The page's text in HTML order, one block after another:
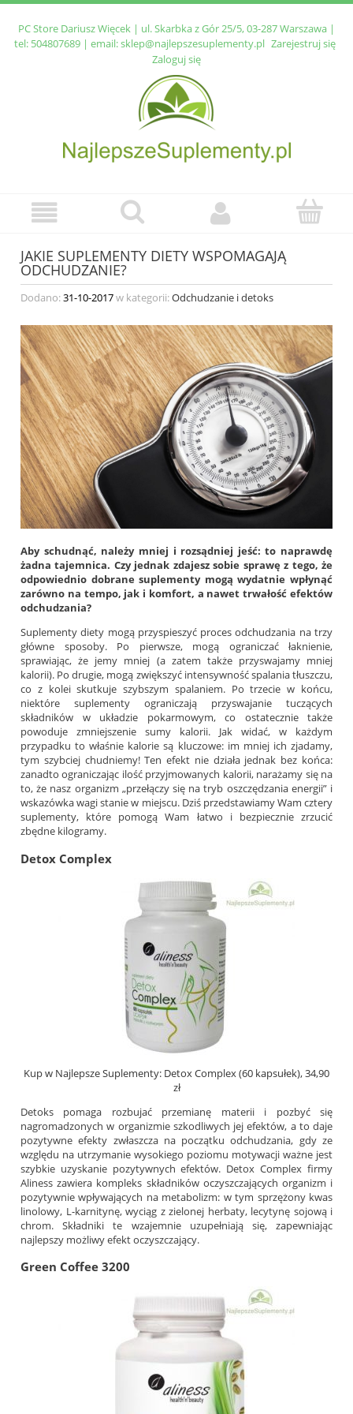
PC Store Dariusz Więcek | ul. Skarbka z Gór 25/5, 03-287 Warszawa |
tel: 504807689| email:sklep@najlepszesuplementy.pl Zarejestruj się
Zaloguj się
JAKIE SUPLEMENTY DIETY WSPOMAGAJĄ
ODCHUDZANIE?
Dodano:31-10-2017w kategorii:Odchudzanie i detoks
Aby schudnąć, należy mniej i rozsądniej jeść: to naprawdę
żadna tajemnica. Czy jednak zdajesz sobie sprawę z tego, że
odpowiednio dobrane suplementy mogą wydatnie wpłynąć
zarówno na tempo, jak i komfort, a nawet trwałość efektów
odchudzania?
Suplementy diety mogą przyspieszyć proces odchudzania na trzy
główne sposoby. Po pierwsze, mogą ograniczać łaknienie,
sprawiając, że jemy mniej (a zatem także przyswajamy mniej
kalorii). Po drugie, mogą zwiększyć intensywność spalania tłuszczu,
co z kolei skutkuje szybszym spalaniem. Po trzecie w końcu,
niektóre suplementy ograniczają przyswajanie tuczących
składników w układzie pokarmowym, co ostatecznie także
powoduje zmniejszenie sumy kalorii. Jak widać, w każdym
przypadku to właśnie kalorie są kluczowe: im mniej ich zjadamy,
tym szybciej chudniemy! Ten efekt nie działa jednak bez końca:
zanadto ograniczając ilość przyjmowanych kalorii, narażamy się na
to, że nasz organizm „przełączy się na tryb oszczędzania energii” i
wskazówka wagi stanie w miejscu. Dziś przedstawiamy Wam cztery
suplementy, które pomogą Wam łatwo i bezpiecznie zrzucić
zbędne kilogramy.
Detox Complex
Kup w Najlepsze Suplementy: Detox Complex (60 kapsułek), 34,90
zł
Detoks pomaga rozbujać przemianę materii i pozbyć się
nagromadzonych w organizmie szkodliwych jej efektów, a to daje
pozytywne efekty zwłaszcza na początku odchudzania, gdy ze
względu na utrzymanie wysokiego poziomu motywacji ważne jest
szybkie uzyskanie pozytywnych efektów. Detox Complex firmy
Aliness zawiera kompleks składników oczyszczających organizm i
pozytywnie wpływających na metabolizm: w tym sprzężony kwas
linolowy, L-karnitynę, wyciąg z zielonej herbaty, lecytynę sojową i
chrom. Składniki te wzajemnie uzupełniają się, zapewniając
najlepszy możliwy efekt oczyszczający.
Green Coffee 3200